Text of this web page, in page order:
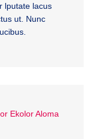
lputate lacus
ut. Nunc
Ekolor Aloma